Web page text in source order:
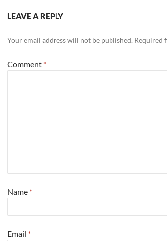
LEAVE A REPLY
Your email address will not be published. Required
Comment *
Name *
Email *